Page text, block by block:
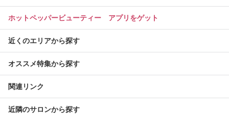
ホットペッパービューティー アプリをゲット
近くのエリアから探す
オススメ特集から探す
関連リンク
近隣のサロンから探す